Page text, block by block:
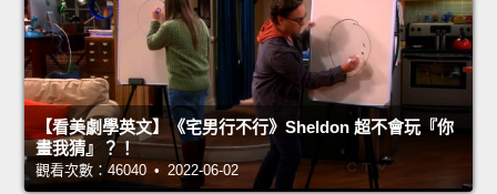
【看美劇學英文】《宅男行不行》Sheldon 超不會玩『你
畫我猜』？！
觀看次數：46040 • 2022-06-02